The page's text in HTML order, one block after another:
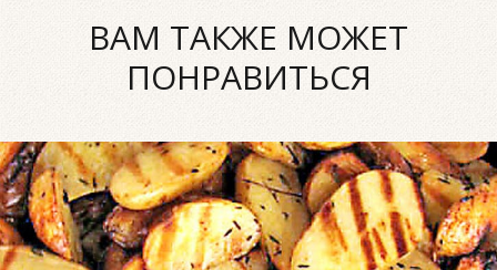
ВАМ ТАКЖЕ МОЖЕТ
ПОНРАВИТЬСЯ